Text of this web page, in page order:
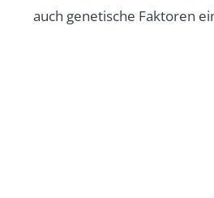
auch genetische Faktoren